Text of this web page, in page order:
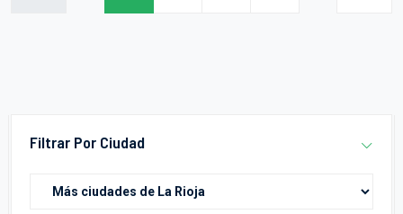
Filtrar Por Ciudad